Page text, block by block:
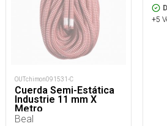
OUTchimon091531-C
Cuerda Semi-Estática
Industrie 11 mm X
Metro
Beal
+5